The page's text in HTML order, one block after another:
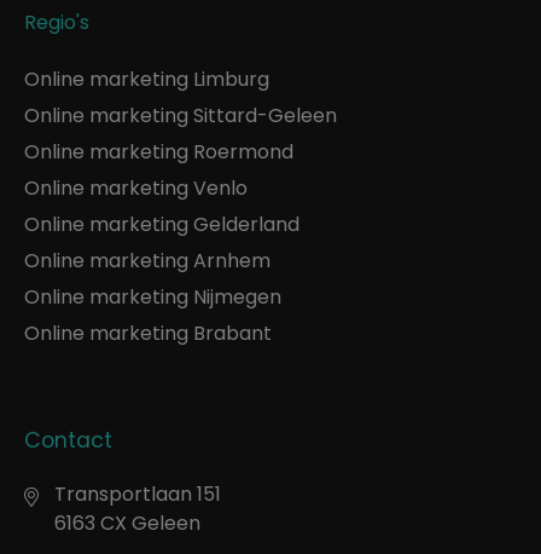
Regio's
Online marketing Limburg
Online marketing Sittard-Geleen
Online marketing Roermond
Online marketing Venlo
Online marketing Gelderland
Online marketing Arnhem
Online marketing Nijmegen
Online marketing Brabant
Contact
Transportlaan 151
6163 CX Geleen